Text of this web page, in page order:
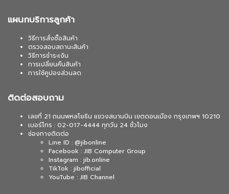
แผนกบริการลูกค้า
วิธีการสั่งซื้อสินค้า
ตรวจสอบสถานะสินค้า
วิธีการชำระเงิน
การเปลี่ยนคืนสินค้า
การใช้คูปองส่วนลด
ติดต่อสอบถาม
เลขที่ 21 ถนนพหลโยธิน แขวงสนามบิน เขตดอนเมือง กรุงเทพฯ 10210
เบอร์โทร : 02-017-4444 ทุกวัน 24 ชั่วโมง
ช่องทางติดต่อ
Line ID : @jibonline
Facebook : JIB Computer Group
Instagram : jib.online
TikTok : jibofficial
YouTube : JIB Channel